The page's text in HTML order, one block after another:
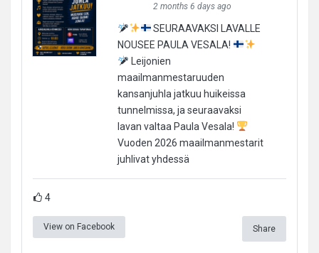
2 months 6 days ago
SEURAAVAKSI LAVALLE
NOUSEE PAULA VESALA!
Leijonien
maailmanmestaruuden
kansanjuhla jatkuu huikeissa
tunnelmissa, ja seuraavaksi
lavan valtaa Paula Vesala!
Vuoden 2026 maailmanmestarit
juhlivat yhdessä
4
View on Facebook Share